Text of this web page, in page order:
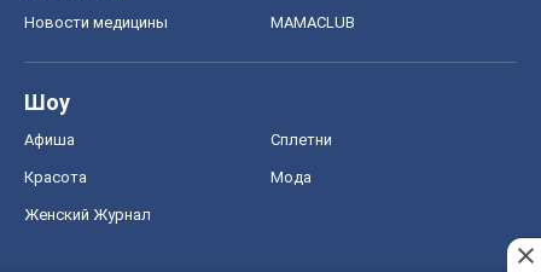
Новости медицины MAMACLUB
Шоу
Афиша Сплетни
Красота Мода
Женский Журнал